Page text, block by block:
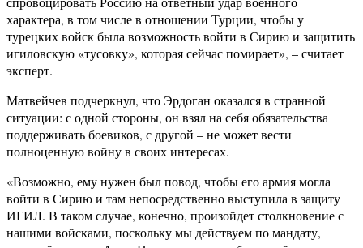
характера, в том числе в отношении Турции, чтобы у
турецких войск была возможность войти в Сирию и защитить
игиловскую «тусовку», которая сейчас помирает», – считает
эксперт.
Матвейчев подчеркнул, что Эрдоган оказался в странной
ситуации: с одной стороны, он взял на себя обязательства
поддерживать боевиков, с другой – не может вести
полноценную войну в своих интересах.
«Возможно, ему нужен был повод, чтобы его армия могла
войти в Сирию и там непосредственно выступила в защиту
ИГИЛ. В таком случае, конечно, произойдет столкновение с
нашими войсками, поскольку мы действуем по мандату,